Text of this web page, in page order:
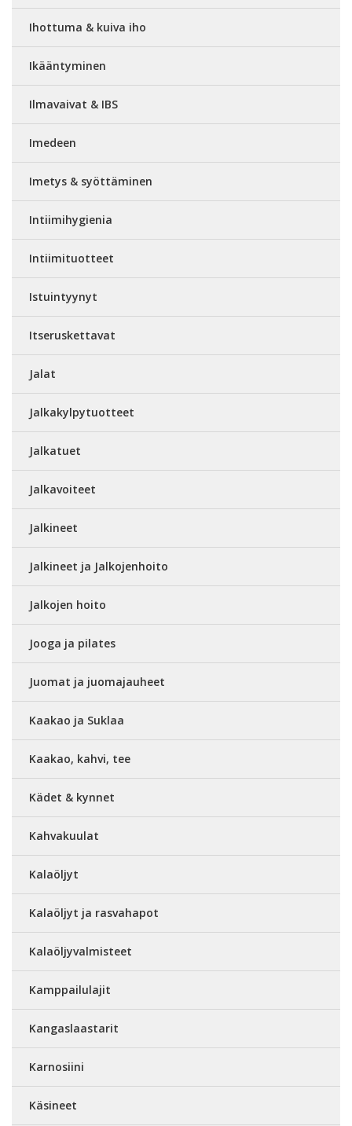
Ihottuma & kuiva iho
Ikääntyminen
Ilmavaivat & IBS
Imedeen
Imetys & syöttäminen
Intiimihygienia
Intiimituotteet
Istuintyynyt
Itseruskettavat
Jalat
Jalkakylpytuotteet
Jalkatuet
Jalkavoiteet
Jalkineet
Jalkineet ja Jalkojenhoito
Jalkojen hoito
Jooga ja pilates
Juomat ja juomajauheet
Kaakao ja Suklaa
Kaakao, kahvi, tee
Kädet & kynnet
Kahvakuulat
Kalaöljyt
Kalaöljyt ja rasvahapot
Kalaöljyvalmisteet
Kamppailulajit
Kangaslaastarit
Karnosiini
Käsineet